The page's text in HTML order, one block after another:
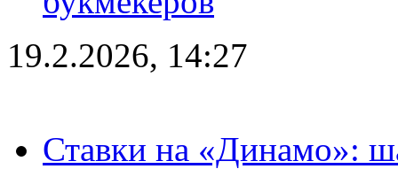
19.2.2026, 14:27
Ставки на «Динамо»: